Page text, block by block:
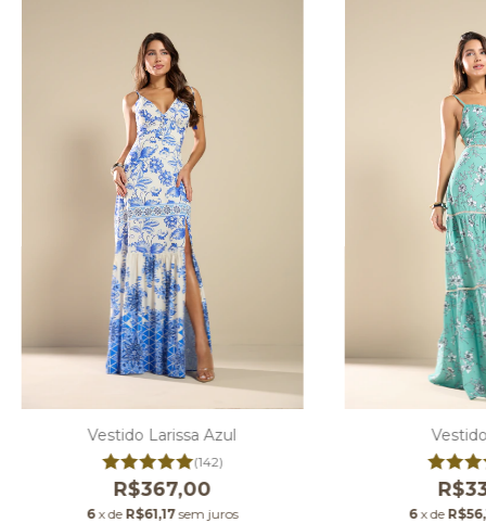
Vestido Larissa Azul
(142)
R$367,00
6 x de R$61,17 sem juros 6 x de